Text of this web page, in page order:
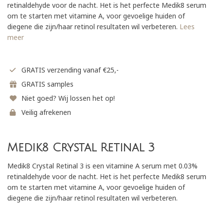
retinaldehyde voor de nacht. Het is het perfecte Medik8 serum
om te starten met vitamine A, voor gevoelige huiden of
diegene die zijn/haar retinol resultaten wil verbeteren. Lees
meer
GRATIS verzending vanaf €25,-
GRATIS samples
Niet goed? Wij lossen het op!
Veilig afrekenen
Medik8 Crystal Retinal 3
Medik8 Crystal Retinal 3 is een vitamine A serum met 0.03%
retinaldehyde voor de nacht. Het is het perfecte Medik8 serum
om te starten met vitamine A, voor gevoelige huiden of
diegene die zijn/haar retinol resultaten wil verbeteren.